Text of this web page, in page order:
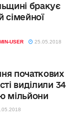
бракує
сімейної
USER 25.05.2018
початкових
виділили 34
мільйони